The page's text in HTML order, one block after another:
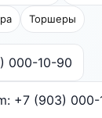
Торшеры
000-10-90
+7 (903) 000-